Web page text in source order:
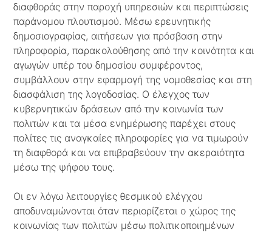
διαφθοράς στην παροχή υπηρεσιών και περιπτώσεις
παράνομου πλουτισμού. Μέσω ερευνητικής
δημοσιογραφίας, αιτήσεων για πρόσβαση στην
πληροφορία, παρακολούθησης από την κοινότητα και
αγωγών υπέρ του δημοσίου συμφέροντος,
συμβάλλουν στην εφαρμογή της νομοθεσίας και στη
διασφάλιση της λογοδοσίας. Ο έλεγχος των
κυβερνητικών δράσεων από την κοινωνία των
πολιτών και τα μέσα ενημέρωσης παρέχει στους
πολίτες τις αναγκαίες πληροφορίες για να τιμωρούν
τη διαφθορά και να επιβραβεύουν την ακεραιότητα
μέσω της ψήφου τους.
Οι εν λόγω λειτουργίες θεσμικού ελέγχου
αποδυναμώνονται όταν περιορίζεται ο χώρος της
κοινωνίας των πολιτών μέσω πολιτικοποιημένων